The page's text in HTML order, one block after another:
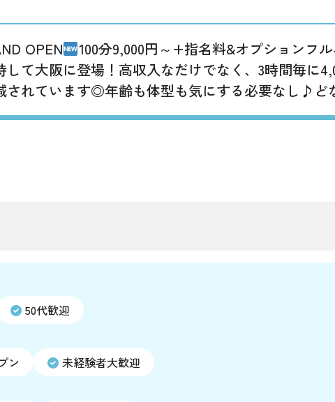
OPEN
100分9,000円～+指名料&オプションフ
て大阪に登場！高収入なだけでなく、3時間毎に
されています◎年齢も体型も気にする必要なし♪ど
50代歓迎
ン 未経験者大歓迎